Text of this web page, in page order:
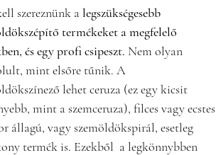
szereznünk a legszükségesebb
termékeket a megfelelő
és egy profi csipeszt. Nem olyan
mint elsőre tűnik. A
lehet ceruza (ez egy kicsit
mint a szemceruza), filces vagy ecstes
állagú, vagy szemöldökspirál, esetleg
termék is. Ezekből  a legkönnybben